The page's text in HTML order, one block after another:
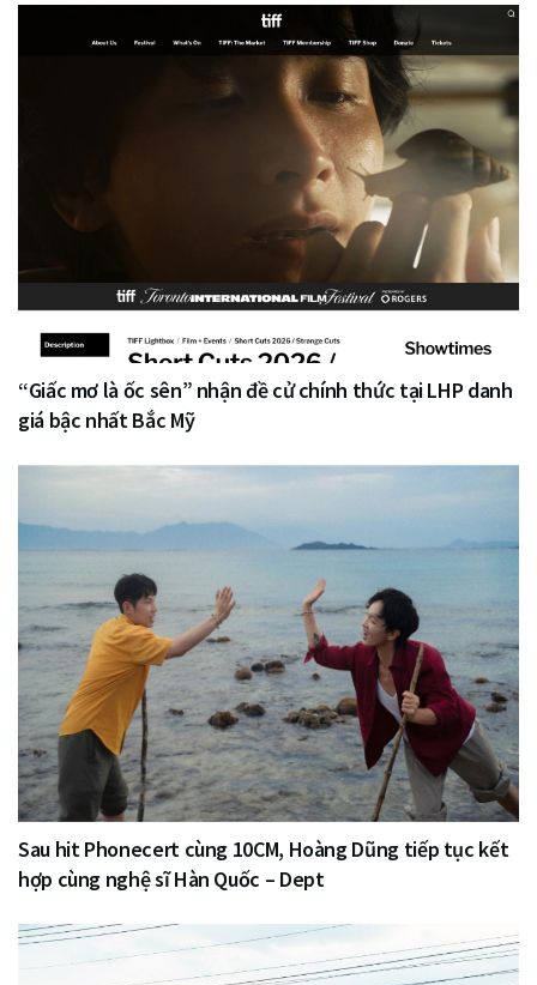
“Giấc mơ là ốc sên” nhận đề cử chính thức tại LHP danh
giá bậc nhất Bắc Mỹ
Sau hit Phonecert cùng 10CM, Hoàng Dũng tiếp tục kết
hợp cùng nghệ sĩ Hàn Quốc – Dept